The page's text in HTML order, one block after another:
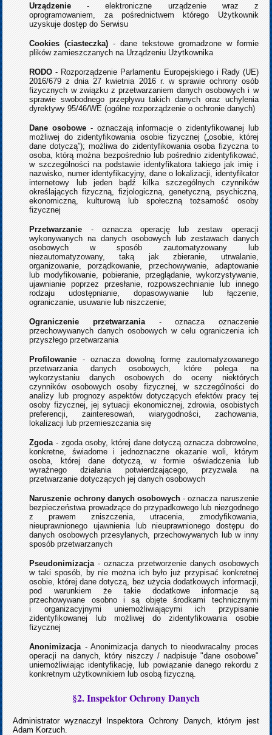
Urządzenie - elektroniczne urządzenie wraz z
oprogramowaniem, za pośrednictwem którego Użytkownik
uzyskuje dostęp do Serwisu
Cookies (ciasteczka) - dane tekstowe gromadzone w formie
plików zamieszczanych na Urządzeniu Użytkownika
RODO - Rozporządzenie Parlamentu Europejskiego i Rady (UE)
2016/679 z dnia 27 kwietnia 2016 r. w sprawie ochrony osób
fizycznych w związku z przetwarzaniem danych osobowych i w
sprawie swobodnego przepływu takich danych oraz uchylenia
dyrektywy 95/46/WE (ogólne rozporządzenie o ochronie danych)
Dane osobowe - oznaczają informacje o zidentyfikowanej lub
możliwej do zidentyfikowania osobie fizycznej („osobie, której
dane dotyczą”); możliwa do zidentyfikowania osoba fizyczna to
osoba, którą można bezpośrednio lub pośrednio zidentyfikować,
w szczególności na podstawie identyfikatora takiego jak imię i
nazwisko, numer identyfikacyjny, dane o lokalizacji, identyfikator
internetowy lub jeden bądź kilka szczególnych czynników
określających fizyczną, fizjologiczną, genetyczną, psychiczną,
ekonomiczną, kulturową lub społeczną tożsamość osoby
fizycznej
Przetwarzanie - oznacza operację lub zestaw operacji
wykonywanych na danych osobowych lub zestawach danych
osobowych w sposób zautomatyzowany lub
niezautomatyzowany, taką jak zbieranie, utrwalanie,
organizowanie, porządkowanie, przechowywanie, adaptowanie
lub modyfikowanie, pobieranie, przeglądanie, wykorzystywanie,
ujawnianie poprzez przesłanie, rozpowszechnianie lub innego
rodzaju udostępnianie, dopasowywanie lub łączenie,
ograniczanie, usuwanie lub niszczenie;
Ograniczenie przetwarzania- oznacza oznaczenie
przechowywanych danych osobowych w celu ograniczenia ich
przyszłego przetwarzania
Profilowanie - oznacza dowolną formę zautomatyzowanego
przetwarzania danych osobowych, które polega na
wykorzystaniu danych osobowych do oceny niektórych
czynników osobowych osoby fizycznej, w szczególności do
analizy lub prognozy aspektów dotyczących efektów pracy tej
osoby fizycznej, jej sytuacji ekonomicznej, zdrowia, osobistych
preferencji, zainteresowań, wiarygodności, zachowania,
lokalizacji lub przemieszczania się
Zgoda - zgoda osoby, której dane dotyczą oznacza dobrowolne,
konkretne, świadome i jednoznaczne okazanie woli, którym
osoba, której dane dotyczą, w formie oświadczenia lub
wyraźnego działania potwierdzającego, przyzwala na
przetwarzanie dotyczących jej danych osobowych
Naruszenie ochrony danych osobowych - oznacza naruszenie
bezpieczeństwa prowadzące do przypadkowego lub niezgodnego
z prawem zniszczenia, utracenia, zmodyfikowania,
nieuprawnionego ujawnienia lub nieuprawnionego dostępu do
danych osobowych przesyłanych, przechowywanych lub w inny
sposób przetwarzanych
Pseudonimizacja - oznacza przetworzenie danych osobowych
w taki sposób, by nie można ich było już przypisać konkretnej
osobie, której dane dotyczą, bez użycia dodatkowych informacji,
pod warunkiem że takie dodatkowe informacje są
przechowywane osobno i są objęte środkami technicznymi
i organizacyjnymi uniemożliwiającymi ich przypisanie
zidentyfikowanej lub możliwej do zidentyfikowania osobie
fizycznej
Anonimizacja- Anonimizacja danych to nieodwracalny proces
operacji na danych, który niszczy / nadpisuje "dane osobowe"
uniemożliwiając identyfikację, lub powiązanie danego rekordu z
konkretnym użytkownikiem lub osobą fizyczną.
§2. Inspektor Ochrony Danych
Administrator wyznaczył Inspektora Ochrony Danych, którym jest
Adam Korzuch.